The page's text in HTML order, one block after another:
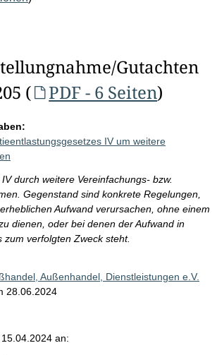
Gutachten
(
PDF - 6 Seiten)
IV um weitere
durch weitere Vereinfachungs- bzw.
Gegenstand sind konkrete Regelungen,
Aufwand verursachen, ohne einem
dienen, oder bei denen der Aufwand in
zum verfolgten Zweck steht.
Außenhandel, Dienstleistungen e.V.
28.06.2024
an: